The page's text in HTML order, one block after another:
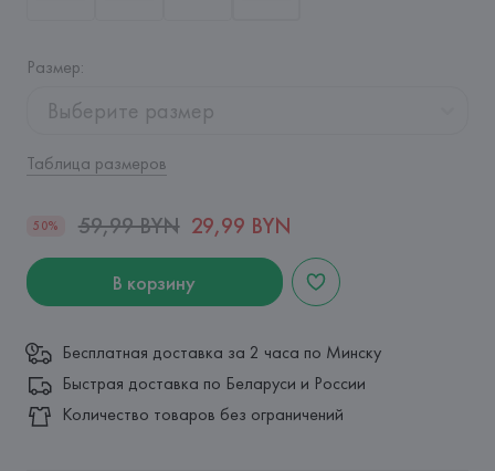
Размер:
Выберите размер
Таблица размеров
50% 59,99 BYN 29,99 BYN
В корзину
Бесплатная доставка за 2 часа по Минску
Быстрая доставка по Беларуси и России
Количество товаров без ограничений